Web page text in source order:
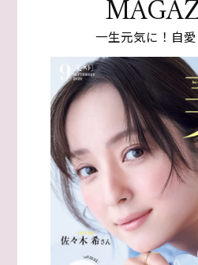
一生元気に！自